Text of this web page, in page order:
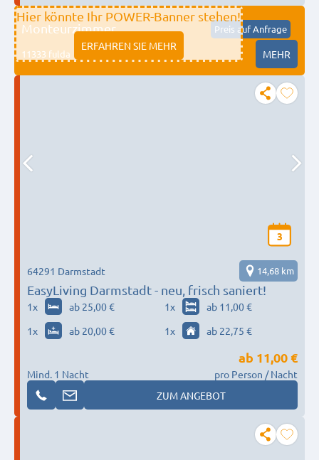
Hier könnte Ihr POWER-Banner stehen!
ERFAHREN SIE MEHR
Monteurzimmer Preis auf Anfrage
11333 fulda MEHR
3
EasyLiving Darmstadt - neu, frisch saniert!
64291 Darmstadt 14,68 km
1x ab 25,00 € 1x
ab 11,00 €
1x ab 20,00 € 1x ab 22,75 €
Mind. 1 Nacht
ab 11,00 €
pro Person / Nacht
ZUM ANGEBOT